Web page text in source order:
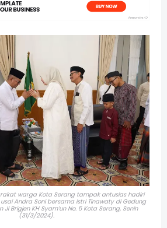
warga Kota Serang tampak antusias hadiri
Andra Soni bersama istri Tinawaty di Gedung
Brigjen KH Syam’un No. 5 Kota Serang, Senin
(31/3/2024).